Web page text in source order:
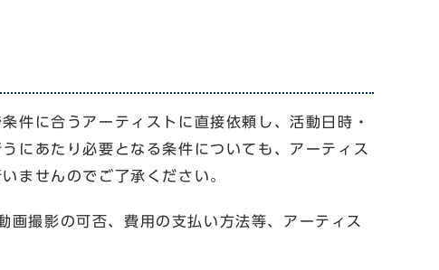
件に合うアーティストに直接依頼し、活動日時・
にあたり必要となる条件についても、アーティス
ませんのでご了承ください。
撮影の可否、費用の支払い方法等、アーティス